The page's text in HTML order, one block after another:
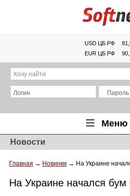
USD ЦБ РФ
EUR ЦБ РФ
Хочу найти
Логин Пароль
Меню
Главная
Обзоры
Новости
Новости
Главная → Новинки → На Украине
На Украине начался бум